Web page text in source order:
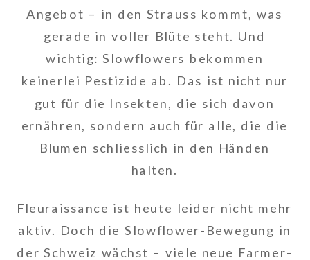
Angebot – in den Strauss kommt, was
gerade in voller Blüte steht. Und
wichtig: Slowflowers bekommen
keinerlei Pestizide ab. Das ist nicht nur
gut für die Insekten, die sich davon
ernähren, sondern auch für alle, die die
Blumen schliesslich in den Händen
halten.
Fleuraissance ist heute leider nicht mehr
aktiv. Doch die Slowflower-Bewegung in
der Schweiz wächst – viele neue Farmer-